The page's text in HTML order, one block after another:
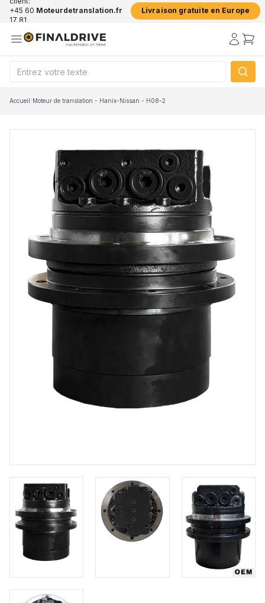
+45 60
17 81
Moteurdetranslation.fr Livraison gratuite en Europe
Accueil/Moteur de translation - Hanix-Nissan - H08-2